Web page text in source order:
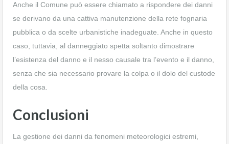
Anche il Comune può essere chiamato a rispondere dei danni
se derivano da una cattiva manutenzione della rete fognaria
pubblica o da scelte urbanistiche inadeguate. Anche in questo
caso, tuttavia, al danneggiato spetta soltanto dimostrare
l’esistenza del danno e il nesso causale tra l’evento e il danno,
senza che sia necessario provare la colpa o il dolo del custode
della cosa.
Conclusioni
La gestione dei danni da fenomeni meteorologici estremi,